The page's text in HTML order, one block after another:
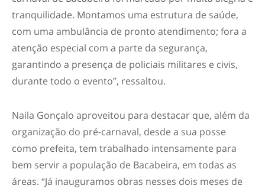
tranquilidade. Montamos uma estrutura de saúde,
com uma ambulância de pronto atendimento; fora a
atenção especial com a parte da segurança,
garantindo a presença de policiais militares e civis,
durante todo o evento”, ressaltou.
Naila Gonçalo aproveitou para destacar que, além da
organização do pré-carnaval, desde a sua posse
como prefeita, tem trabalhado intensamente para
bem servir a população de Bacabeira, em todas as
áreas. “Já inauguramos obras nesses dois meses de